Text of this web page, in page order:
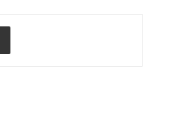
Condividi via Email